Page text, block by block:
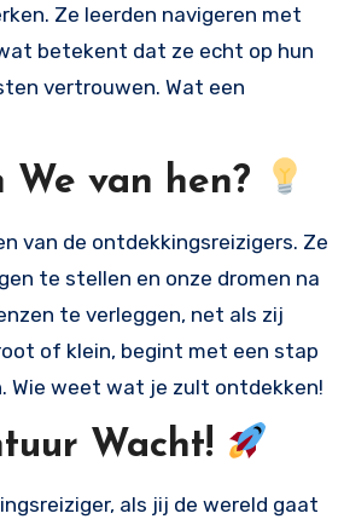
Ze leerden navigeren met
betekent dat ze echt op hun
vertrouwen. Wat een
We van hen?
van de ontdekkingsreizigers. Ze
te stellen en onze dromen na
te verleggen, net als zij
of klein, begint met een stap
Wie weet wat je zult ontdekken!
Wacht!
als jij de wereld gaat